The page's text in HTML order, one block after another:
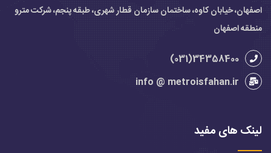
اصفهان، خیابان کاوه، ساختمان سازمان قطار شهری، طبقه پنجم، شرکت مترو
منطقه اصفهان
34358400(031)
info @ metroisfahan.ir
لینک های مفید